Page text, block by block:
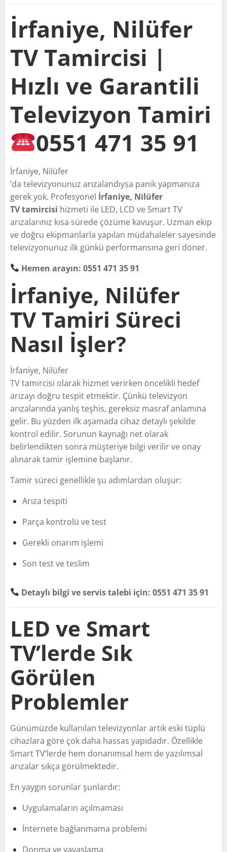
İrfaniye, Nilüfer
TV Tamircisi |
Hızlı ve Garantili
Televizyon Tamiri
0551 471 35 91
İrfaniye, Nilüfer
’da televizyonunuz arızalandıysa panik yapmanıza
gerek yok. Profesyonel İrfaniye, Nilüfer
TV tamircisi hizmeti ile LED, LCD ve Smart TV
arızalarınız kısa sürede çözüme kavuşur. Uzman ekip
ve doğru ekipmanlarla yapılan müdahaleler sayesinde
televizyonunuz ilk günkü performansına geri döner.
Hemen arayın: 0551 471 35 91
İrfaniye, Nilüfer
TV Tamiri Süreci
Nasıl İşler?
İrfaniye, Nilüfer
TV tamircisi olarak hizmet verirken öncelikli hedef
arızayı doğru tespit etmektir. Çünkü televizyon
arızalarında yanlış teşhis, gereksiz masraf anlamına
gelir. Bu yüzden ilk aşamada cihaz detaylı şekilde
kontrol edilir. Sorunun kaynağı net olarak
belirlendikten sonra müşteriye bilgi verilir ve onay
alınarak tamir işlemine başlanır.
Tamir süreci genellikle şu adımlardan oluşur:
Arıza tespiti
Parça kontrolü ve test
Gerekli onarım işlemi
Son test ve teslim
Detaylı bilgi ve servis talebi için: 0551 471 35 91
LED ve Smart
TV’lerde Sık
Görülen
Problemler
Günümüzde kullanılan televizyonlar artık eski tüplü
cihazlara göre çok daha hassas yapıdadır. Özellikle
Smart TV’lerde hem donanımsal hem de yazılımsal
arızalar sıkça görülmektedir.
En yaygın sorunlar şunlardır:
Uygulamaların açılmaması
İnternete bağlanmama problemi
Donma ve yavaşlama